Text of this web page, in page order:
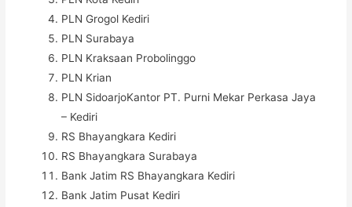
PLN Grogol Kediri
PLN Surabaya
PLN Kraksaan Probolinggo
PLN Krian
PLN SidoarjoKantor PT. Purni Mekar Perkasa Jaya
– Kediri
RS Bhayangkara Kediri
RS Bhayangkara Surabaya
Bank Jatim RS Bhayangkara Kediri
Bank Jatim Pusat Kediri